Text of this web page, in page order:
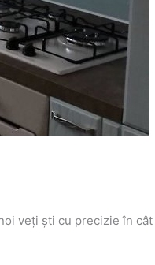
veți ști cu precizie în